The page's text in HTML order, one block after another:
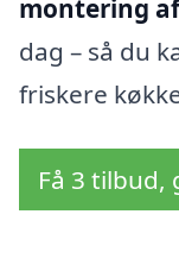
montering
dag – så du
friskere
Få 3